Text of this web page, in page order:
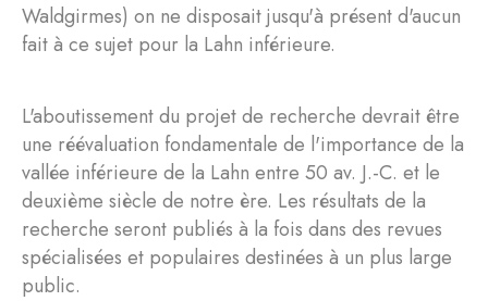
Waldgirmes) on ne disposait jusqu'à présent d'aucun
fait à ce sujet pour la Lahn inférieure.
L'aboutissement du projet de recherche devrait être
une réévaluation fondamentale de l'importance de la
vallée inférieure de la Lahn entre 50 av. J.-C. et le
deuxième siècle de notre ère. Les résultats de la
recherche seront publiés à la fois dans des revues
spécialisées et populaires destinées à un plus large
public.